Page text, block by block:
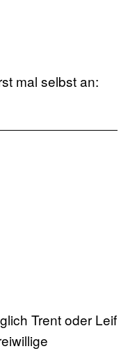
mal selbst an:
Trent oder Leif